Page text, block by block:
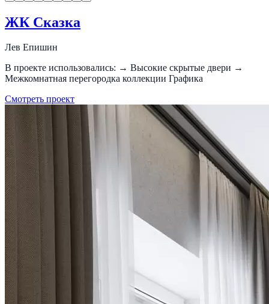
ЖК Сказка
Лев Епишин
В проекте использовались: → Высокие скрытые двери →
Межкомнатная перегородка коллекции Графика
Смотреть проект